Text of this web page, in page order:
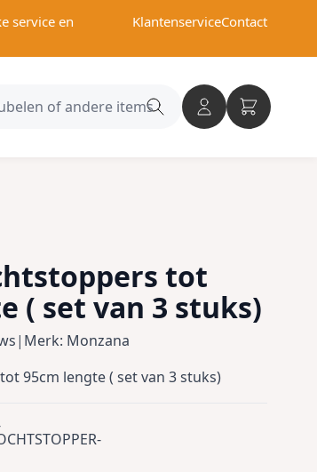
service en
KlantenserviceContact
Search
tot
( set van 3 stuks)
| Merk: Monzana
95cm lengte ( set van 3 stuks)